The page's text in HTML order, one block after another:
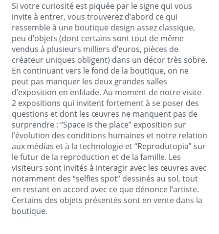
Si votre curiosité est piquée par le signe qui vous
invite à entrer, vous trouverez d’abord ce qui
ressemble à une boutique design assez classique,
peu d’objets (dont certains sont tout de même
vendus à plusieurs milliers d’euros, pièces de
créateur uniques obligent) dans un décor très sobre.
En continuant vers le fond de la boutique, on ne
peut pas manquer les deux grandes salles
d’exposition en enfilade. Au moment de notre visite
2 expositions qui invitent fortement à se poser des
questions et dont les œuvres ne manquent pas de
surprendre : “Space is the place” exposition sur
l’évolution des conditions humaines et notre relation
aux médias et à la technologie et “Reprodutopia” sur
le futur de la reproduction et de la famille. Les
visiteurs sont invités à interagir avec les œuvres avec
notamment des “selfies spot” dessinés au sol, tout
en restant en accord avec ce que dénonce l’artiste.
Certains des objets présentés sont en vente dans la
boutique.